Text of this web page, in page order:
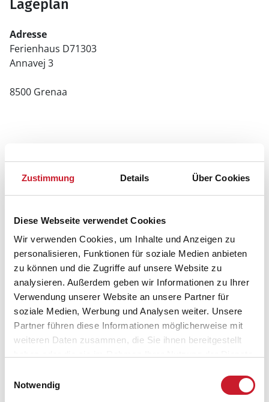
Zustimmung Details Über Cookies
Diese Webseite verwendet Cookies
Wir verwenden Cookies, um Inhalte und Anzeigen zu
personalisieren, Funktionen für soziale Medien anbieten
zu können und die Zugriffe auf unsere Website zu
analysieren. Außerdem geben wir Informationen zu Ihrer
Verwendung unserer Website an unsere Partner für
soziale Medien, Werbung und Analysen weiter. Unsere
Partner führen diese Informationen möglicherweise mit
weiteren Daten zusammen, die Sie ihnen bereitgestellt
Notwendig
Lageplan
Adresse
Ferienhaus D71303
Annavej 3
8500 Grenaa
Reisedauer auswählen